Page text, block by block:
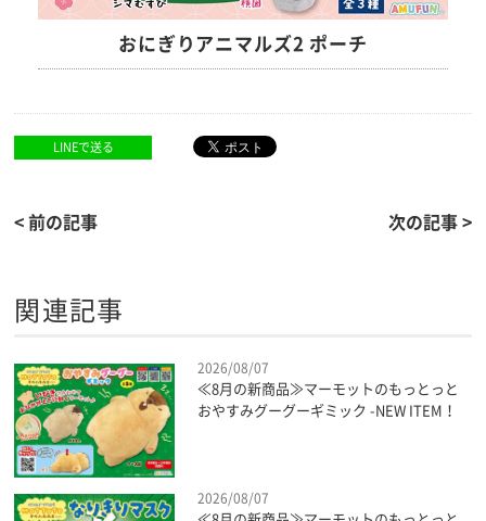
おにぎりアニマルズ2 ポーチ
LINEで送る
< 前の記事 次の記事 >
関連記事
2026/08/07
≪8月の新商品≫マーモットのもっとっと
おやすみグーグーギミック -NEW ITEM！
2026/08/07